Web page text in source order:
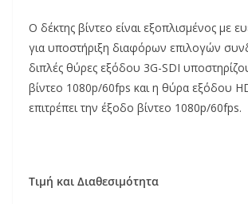
Ο δέκτης βίντεο είναι εξοπλισμένος με
για υποστήριξη διαφόρων επιλογών
διπλές θύρες εξόδου 3G-SDI
βίντεο 1080p/60fps και η θύρα εξόδου
επιτρέπει την έξοδο βίντεο 1080p/60fps.
Τιμή και Διαθεσιμότητα